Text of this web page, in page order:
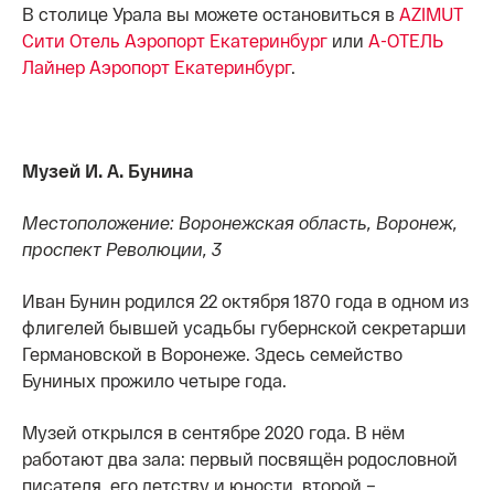
В столице Урала вы можете остановиться в AZIMUT
Сити Отель Аэропорт Екатеринбург или A-ОТЕЛЬ
Лайнер Аэропорт Екатеринбург.
Музей И. А. Бунина
Местоположение: Воронежская область, Воронеж,
проспект Революции, 3
Иван Бунин родился 22 октября 1870 года в одном из
флигелей бывшей усадьбы губернской секретарши
Германовской в Воронеже. Здесь семейство
Буниных прожило четыре года.
Музей открылся в сентябре 2020 года. В нём
работают два зала: первый посвящён родословной
писателя, его детству и юности, второй –